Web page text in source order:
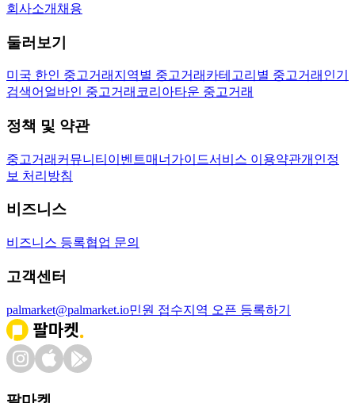
회사소개 채용
둘러보기
미국 한인 중고거래 지역별 중고거래 카테고리별 중고거래 인기
검색어 얼바인 중고거래 코리아타운 중고거래
정책 및 약관
중고거래 커뮤니티 이벤트매너가이드서비스 이용약관개인정
보 처리방침
비즈니스
비즈니스 등록협업 문의
고객센터
palmarket@palmarket.io민원 접수지역 오픈 등록하기